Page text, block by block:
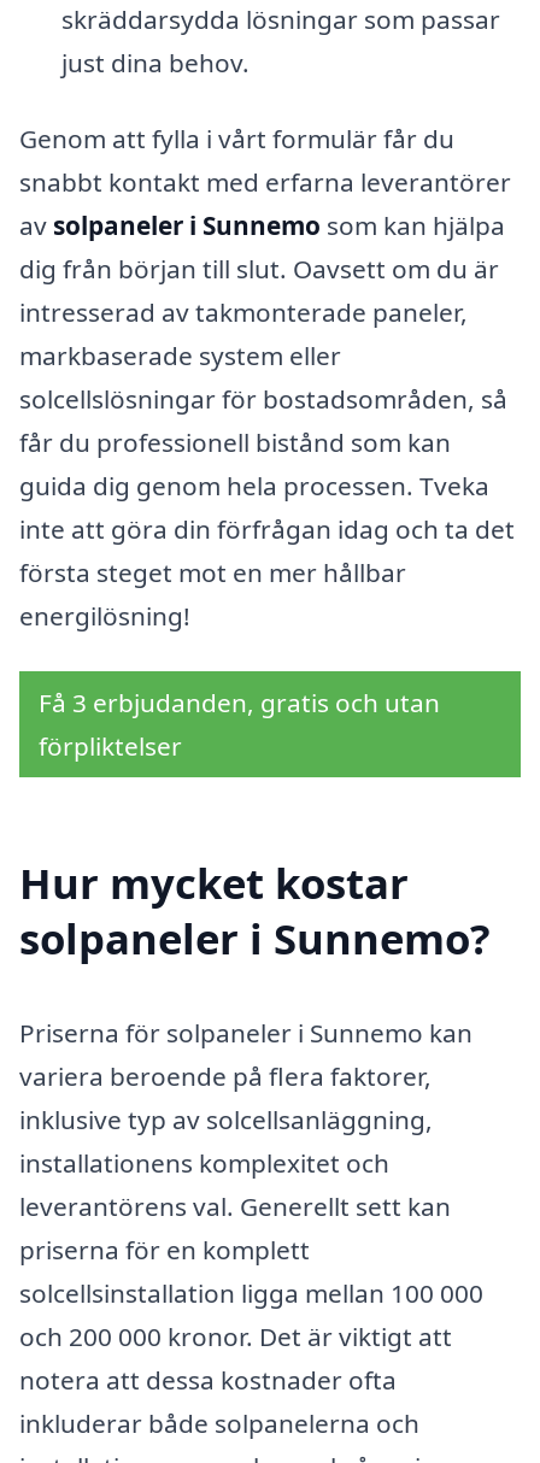
skräddarsydda lösningar som passar
just dina behov.
Genom att fylla i vårt formulär får du
snabbt kontakt med erfarna leverantörer
av solpaneler i Sunnemo som kan hjälpa
dig från början till slut. Oavsett om du är
intresserad av takmonterade paneler,
markbaserade system eller
solcellslösningar för bostadsområden, så
får du professionell bistånd som kan
guida dig genom hela processen. Tveka
inte att göra din förfrågan idag och ta det
första steget mot en mer hållbar
energilösning!
Få 3 erbjudanden, gratis och utan
förpliktelser
Hur mycket kostar
solpaneler i Sunnemo?
Priserna för solpaneler i Sunnemo kan
variera beroende på flera faktorer,
inklusive typ av solcellsanläggning,
installationens komplexitet och
leverantörens val. Generellt sett kan
priserna för en komplett
solcellsinstallation ligga mellan 100 000
och 200 000 kronor. Det är viktigt att
notera att dessa kostnader ofta
inkluderar både solpanelerna och